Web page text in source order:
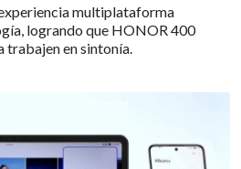
multiplataforma
logrando que HONOR 400
trabajen en sintonía.